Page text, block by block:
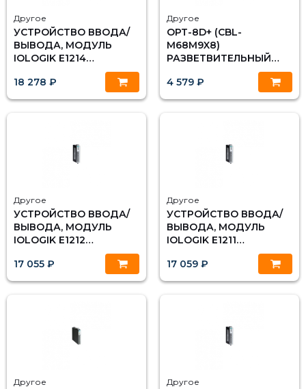
Другое
УСТРОЙСТВО ВВОДА/
ВЫВОДА, МОДУЛЬ
IOLOGIK E1214
ETHERNET 6 DI, 6 РЕЛЕ,
MOXA
18 278 ₽
Другое
OPT-8D+ (CBL-
M68M9X8)
РАЗВЕТВИТЕЛЬНЫЙ
ПОРТОВЫХ ПЛАТ PCI
EXPRESS, РАЗЪЕМ DB9
4 579 ₽
Другое
УСТРОЙСТВО ВВОДА/
ВЫВОДА, МОДУЛЬ
IOLOGIK E1212
ETHERNET 8 DI, 8 DIO,
MOXA
17 055 ₽
Другое
УСТРОЙСТВО ВВОДА/
ВЫВОДА, МОДУЛЬ
IOLOGIK E1211
ETHERNET 16 DO, MOXA
17 059 ₽
Другое Другое